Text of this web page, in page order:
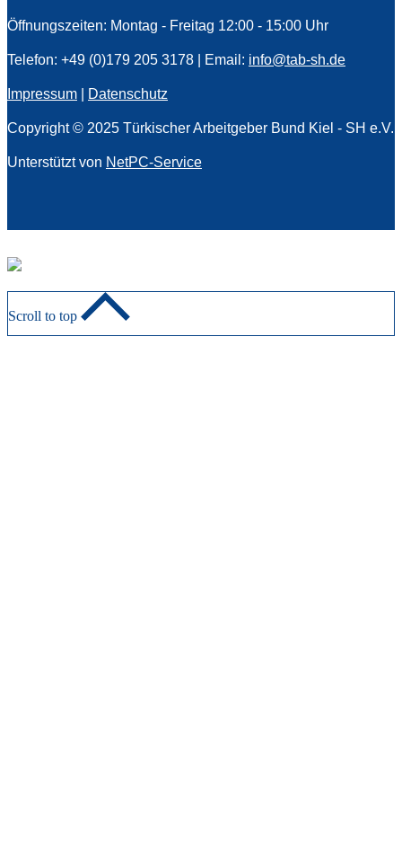
Öffnungszeiten: Montag - Freitag 12:00 - 15:00 Uhr
Telefon: +49 (0)179 205 3178 | Email: info@tab-sh.de
Impressum Datenschutz
Copyright © 2025 Türkischer Arbeitgeber Bund Kiel - SH e.V.
Unterstützt von NetPC-Service
Scroll to top